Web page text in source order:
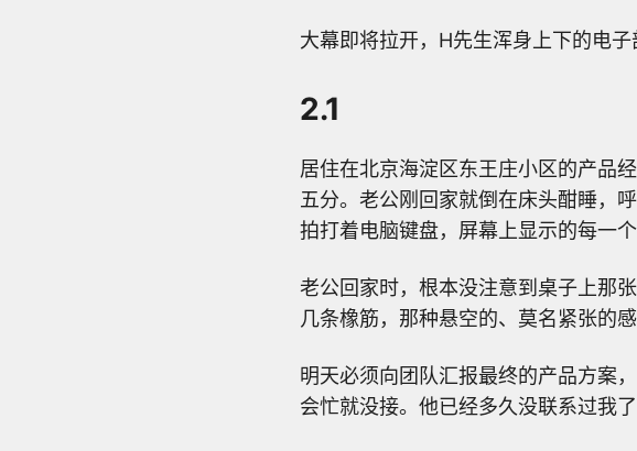
大幕即将拉开，H先生浑身上下的电
2.1
居住在北京海淀区东王庄小区的产品
五分。老公刚回家就倒在床头酣睡，
拍打着电脑键盘，屏幕上显示的每一
老公回家时，根本没注意到桌子上那
几条橡筋，那种悬空的、莫名紧张的
明天必须向团队汇报最终的产品方案
会忙就没接。他已经多久没联系过我了